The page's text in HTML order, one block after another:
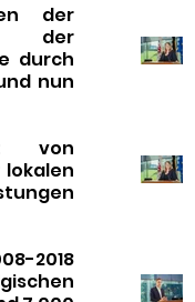
der
der
durch
nun
von
2018